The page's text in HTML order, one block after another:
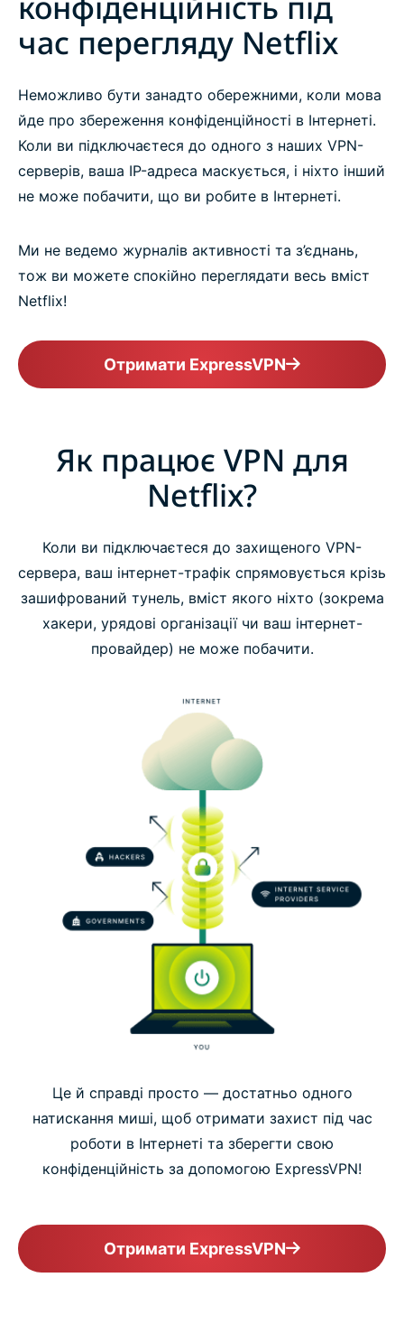
час перегляду Netflix
Неможливо бути занадто обережними, коли мова
йде про збереження конфіденційності в Інтернеті.
Коли ви підключаєтеся до одного з наших VPN-
серверів, ваша IP-адреса маскується, і ніхто інший
не може побачити, що ви робите в Інтернеті.
Ми не ведемо журналів активності та з’єднань,
тож ви можете спокійно переглядати весь вміст
Netflix!
Отримати ExpressVPN
Як працює VPN для
Netflix?
Коли ви підключаєтеся до захищеного VPN-
сервера, ваш інтернет-трафік спрямовується крізь
зашифрований тунель, вміст якого ніхто (зокрема
хакери, урядові організації чи ваш інтернет-
провайдер) не може побачити.
Це й справді просто — достатньо одного
натискання миші, щоб отримати захист під час
роботи в Інтернеті та зберегти свою
конфіденційність за допомогою ExpressVPN!
Отримати ExpressVPN